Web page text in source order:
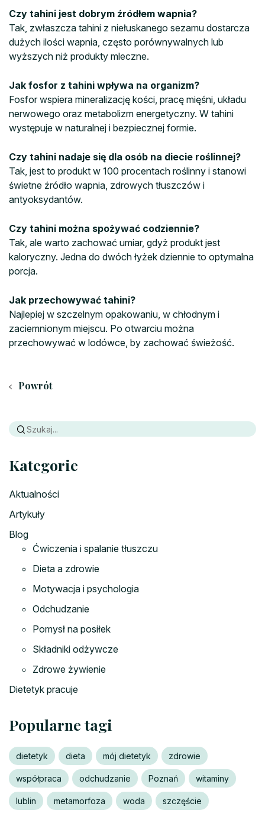
Czy tahini jest dobrym źródłem wapnia?
Tak, zwłaszcza tahini z niełuskanego sezamu dostarcza
dużych ilości wapnia, często porównywalnych lub
wyższych niż produkty mleczne.
Jak fosfor z tahini wpływa na organizm?
Fosfor wspiera mineralizację kości, pracę mięśni, układu
nerwowego oraz metabolizm energetyczny. W tahini
występuje w naturalnej i bezpiecznej formie.
Czy tahini nadaje się dla osób na diecie roślinnej?
Tak, jest to produkt w 100 procentach roślinny i stanowi
świetne źródło wapnia, zdrowych tłuszczów i
antyoksydantów.
Czy tahini można spożywać codziennie?
Tak, ale warto zachować umiar, gdyż produkt jest
kaloryczny. Jedna do dwóch łyżek dziennie to optymalna
porcja.
Jak przechowywać tahini?
Najlepiej w szczelnym opakowaniu, w chłodnym i
zaciemnionym miejscu. Po otwarciu można
przechowywać w lodówce, by zachować świeżość.
Powrót
Kategorie
Aktualności
Artykuły
Blog
Ćwiczenia i spalanie tłuszczu
Dieta a zdrowie
Motywacja i psychologia
Odchudzanie
Pomysł na posiłek
Składniki odżywcze
Zdrowe żywienie
Dietetyk pracuje
Popularne tagi
dietetyk dieta mój dietetyk zdrowie
współpraca odchudzanie Poznań witaminy
lublin metamorfoza woda szczęście